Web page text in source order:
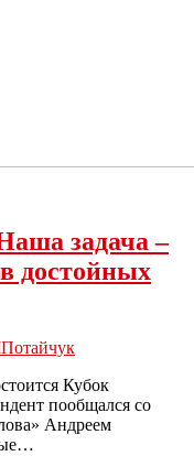
задача –
достойных
Потайчук
Кубок
пообщался со
Андреем